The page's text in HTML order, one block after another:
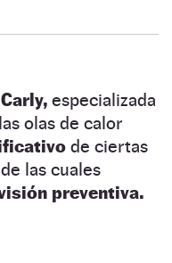
Carly, especializada
las olas de calor
de ciertas
las cuales
preventiva.